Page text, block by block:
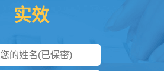
实效